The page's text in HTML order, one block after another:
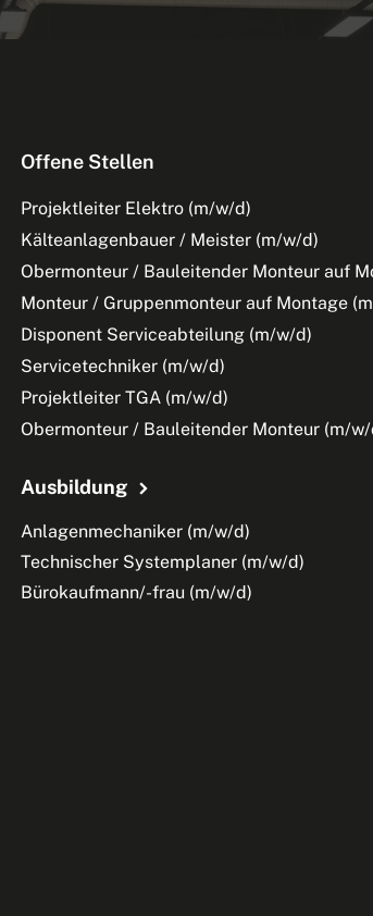
Offene Stellen
Projektleiter Elektro (m/w/d)
Kälteanlagenbauer / Meister (m/w/d)
Obermonteur / Bauleitender Monteur auf
Monteur / Gruppenmonteur auf Montage
Disponent Serviceabteilung (m/w/d)
Servicetechniker (m/w/d)
Projektleiter TGA (m/w/d)
Obermonteur / Bauleitender Monteur (m/
Ausbildung
Anlagenmechaniker (m/w/d)
Technischer Systemplaner (m/w/d)
Bürokaufmann/-frau (m/w/d)